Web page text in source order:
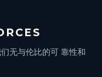
无与伦比的可 靠性和